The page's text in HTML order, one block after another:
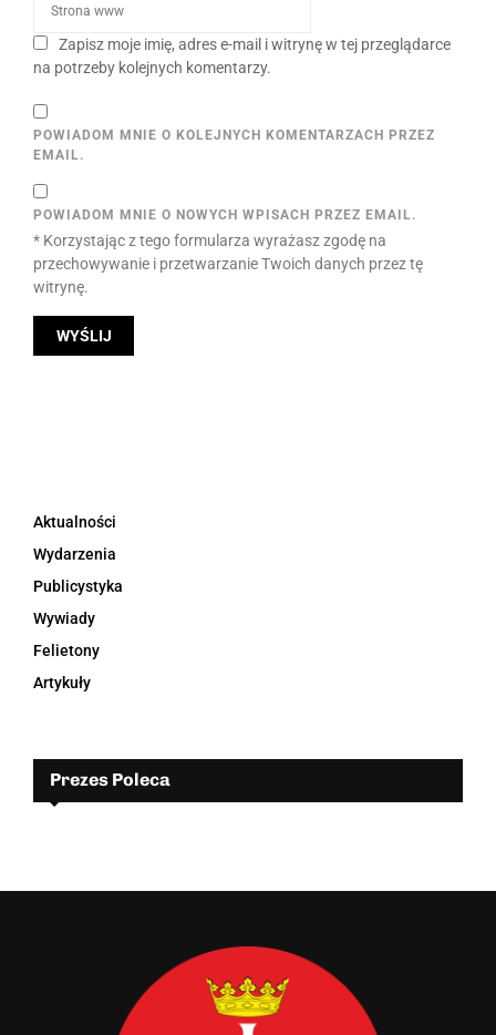
Zapisz moje imię, adres e-mail i witrynę w tej przeglądarce
na potrzeby kolejnych komentarzy.
POWIADOM MNIE O KOLEJNYCH KOMENTARZACH PRZEZ
EMAIL.
POWIADOM MNIE O NOWYCH WPISACH PRZEZ EMAIL.
* Korzystając z tego formularza wyrażasz zgodę na
przechowywanie i przetwarzanie Twoich danych przez tę
witrynę.
Aktualności
Wydarzenia
Publicystyka
Wywiady
Felietony
Artykuły
Prezes Poleca